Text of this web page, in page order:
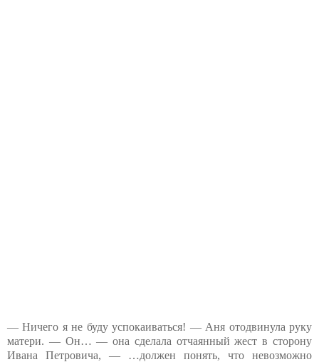
— Ничего я не буду успокаиваться! — Аня отодвинула руку
матери. — Он… — она сделала отчаянный жест в сторону
Ивана Петровича, — …должен понять, что невозможно